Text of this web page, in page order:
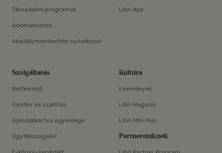
Társadalmi programok
Adományozás
Akadálymentesítési nyilatkozat
Libri App
Szolgáltatás
Boltkereső
Fizetés és szállítás
Ajándékkártya egyenlege
Ügyfélszolgálat
Kultúra
Események
Libri Magazin
Libri Mini Polc
Partnereinknek